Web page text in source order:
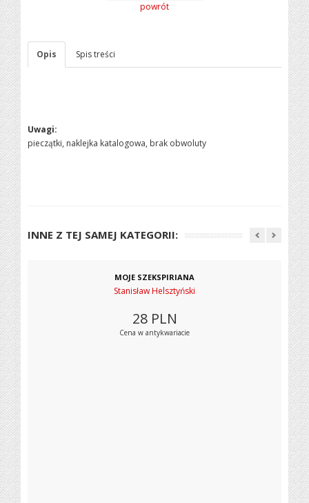
powrót
Opis Spis treści
Uwagi:
pieczątki, naklejka katalogowa, brak obwoluty
INNE Z TEJ SAMEJ KATEGORII:
MOJE SZEKSPIRIANA
Stanisław Helsztyński
28 PLN
Cena w antykwariacie